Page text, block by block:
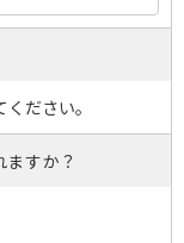
ださい。
すか？